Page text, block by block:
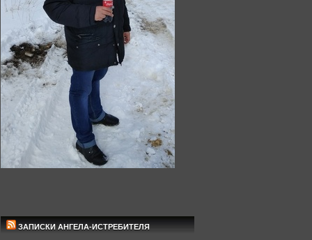
ЗАПИСКИ АНГЕЛА-ИСТРЕБИТЕЛЯ